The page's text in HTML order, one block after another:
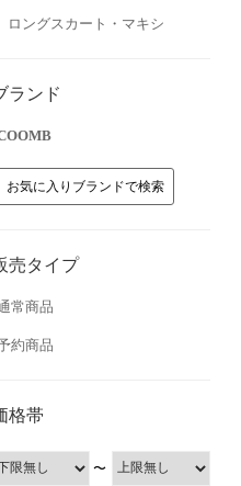
ロングスカート・マキシ
ランド
お気に入りブランドで検索
売タイプ
常商品
約商品
格帯
〜